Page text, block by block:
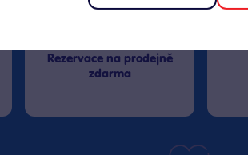
Rezervace na prodejně
zdarma